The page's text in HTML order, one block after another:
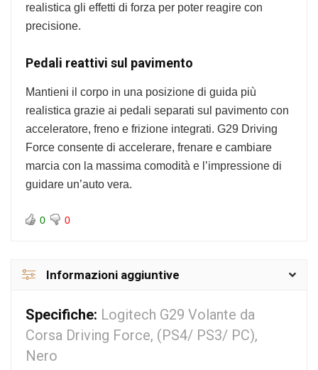
realistica gli effetti di forza per poter reagire con
precisione.
Pedali reattivi sul pavimento
Mantieni il corpo in una posizione di guida più
realistica grazie ai pedali separati sul pavimento con
acceleratore, freno e frizione integrati. G29 Driving
Force consente di accelerare, frenare e cambiare
marcia con la massima comodità e l’impressione di
guidare un’auto vera.
0 0
Informazioni aggiuntive
Specifiche: Logitech G29 Volante da
Corsa Driving Force, (PS4/ PS3/ PC),
Nero